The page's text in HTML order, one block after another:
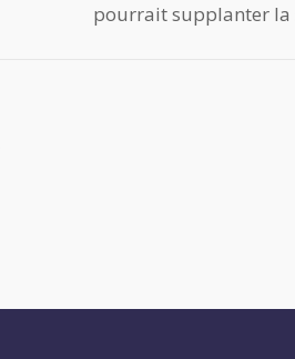
pourrait supplanter la